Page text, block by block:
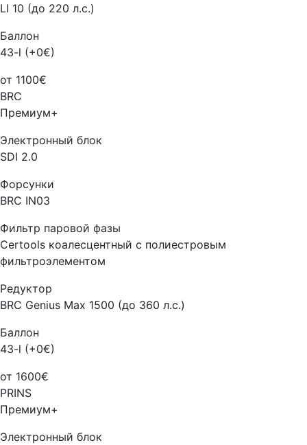
LI 10 (до 220 л.с.)
Баллон
43-l (+0€)
от 1100€
BRC
Премиум+
Электронный блок
SDI 2.0
Форсунки
BRC IN03
Фильтр паровой фазы
Certools коалесцентный с полиестровым
фильтроэлементом
Редуктор
BRC Genius Max 1500 (до 360 л.с.)
Баллон
43-l (+0€)
от 1600€
PRINS
Премиум+
Электронный блок